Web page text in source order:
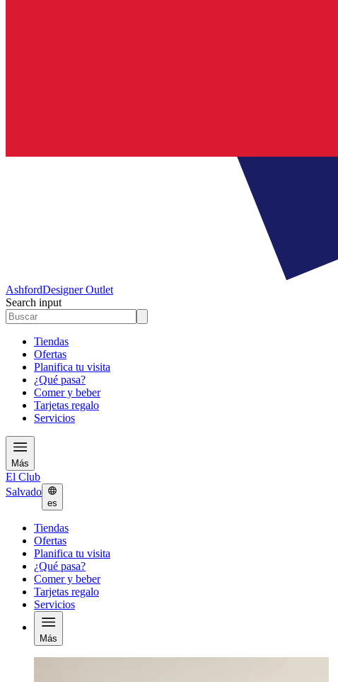
AshfordDesigner Outlet
Search input
Tiendas
Ofertas
Planifica tu visita
¿Qué pasa?
Comer y beber
Tarjetas regalo
Servicios
Más
El Club
Salvado
es
Tiendas
Ofertas
Planifica tu visita
¿Qué pasa?
Comer y beber
Tarjetas regalo
Servicios
Más